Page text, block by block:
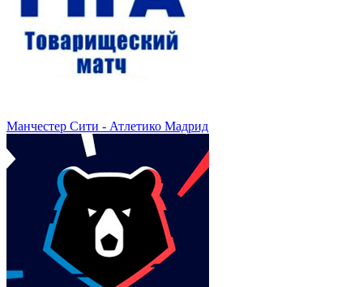
Манчестер Сити - Атлетико Мадрид